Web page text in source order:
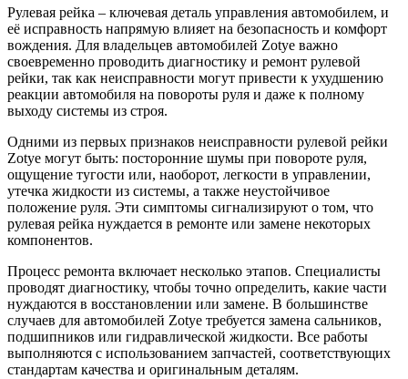
Рулевая рейка – ключевая деталь управления автомобилем, и
её исправность напрямую влияет на безопасность и комфорт
вождения. Для владельцев автомобилей Zotye важно
своевременно проводить диагностику и ремонт рулевой
рейки, так как неисправности могут привести к ухудшению
реакции автомобиля на повороты руля и даже к полному
выходу системы из строя.
Одними из первых признаков неисправности рулевой рейки
Zotye могут быть: посторонние шумы при повороте руля,
ощущение тугости или, наоборот, легкости в управлении,
утечка жидкости из системы, а также неустойчивое
положение руля. Эти симптомы сигнализируют о том, что
рулевая рейка нуждается в ремонте или замене некоторых
компонентов.
Процесс ремонта включает несколько этапов. Специалисты
проводят диагностику, чтобы точно определить, какие части
нуждаются в восстановлении или замене. В большинстве
случаев для автомобилей Zotye требуется замена сальников,
подшипников или гидравлической жидкости. Все работы
выполняются с использованием запчастей, соответствующих
стандартам качества и оригинальным деталям.